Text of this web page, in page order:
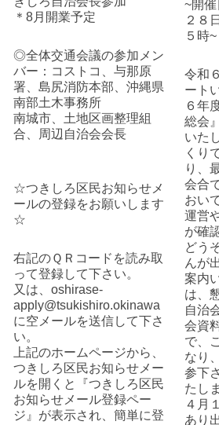
＊8月開業予定
◎全体交通会議の参加メン
バー：コストコ、与那原
署、島尻消防本部、沖縄県
南部土木事務所
南城市、土地区画整理組
合、周辺自治会会長
☆つきしろ区民お知らせメ
ールの登録をお願いします
☆
右記のＱＲコードを読み取
って登録して下さい。
又は、oshirase-
apply@tsukishiro.okinawa
に空メールを送信して下さ
い。
上記のホームページから、
つきしろ区民お知らせメー
ルを開くと『つきしろ区民
お知らせメール登録ペー
ジ』が表示され、簡単に登
~開催
２８
５時~
令和
ート
６年
総会
いた
くり
り、
会合
おい
運営
が確
どう
んが
案内
は、
自治
会資
で、
なり
参下
たし
４月
あり